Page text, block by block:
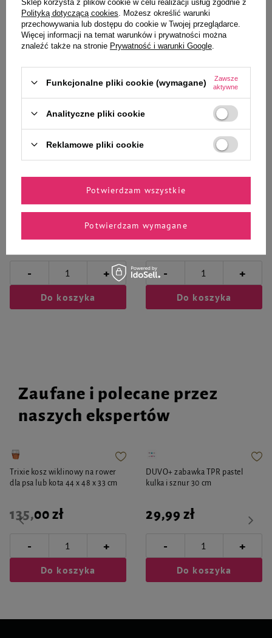
Do koszyka Do koszyka
Wybrane specjalnie dla
Ciebie i Twojego czworonoga
Mokra karma dla psa alergika
bogata w kaczkę puszka 800 g
19,04 zł 23,80 zł / kg
- +
Do koszyka
Mokra karma dla psa alergika
bogata w indyka z ziemniakami
18,01 zł 22,51 zł / kg
- +
Do koszyka
Zaufane i polecane przez
naszych ekspertów
Trixie kosz wiklinowy na rower
dla psa lub kota 44 x 48 x 33 cm
135,00 zł
- +
Do koszyka
DUVO+ zabawka TPR pastel
kulka i sznur 30 cm
29,99 zł
- +
Do koszyka
Sklep korzysta z plików cookie w celu realizacji usług zgodnie z
Polityką dotyczącą cookies . Możesz określić warunki
przechowywania lub dostępu do cookie w Twojej przeglądarce.
Więcej informacji na temat warunków i prywatności można
znaleźć także na stronie Prywatność i warunki Google
Funkcjonalne pliki cookie (wymagane)
Zawsze
aktywne
Analityczne pliki cookie
Reklamowe pliki cookie
Potwierdzam wymagane
Potwierdzam wszystkie